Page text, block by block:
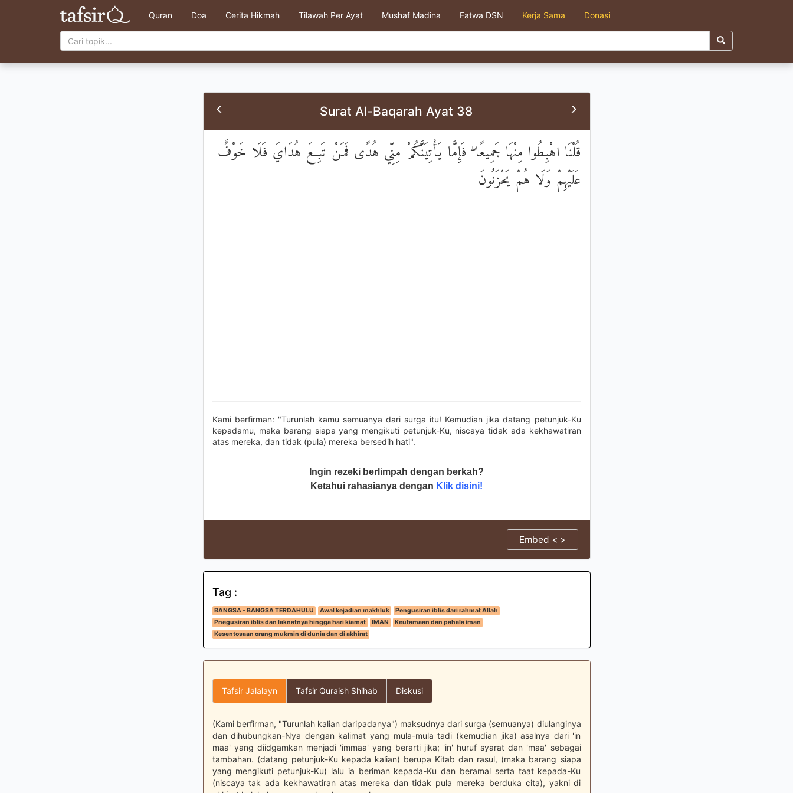
Quran Doa Cerita Hikmah Tilawah Per Ayat Mushaf Madina Fatwa DSN Kerja Sama Donasi
Surat Al-Baqarah Ayat 38
قُلْنَا اهْبِطُوا مِنْهَا جَمِيعًا ۖ فَإِمَّا يَأْتِيَنَّكُمْ مِنِّي هُدًى فَمَنْ تَبِعَ هُدَايَ فَلَا خَوْفٌ
عَلَيْهِمْ وَلَا هُمْ يَحْزَنُونَ
Kami berfirman: "Turunlah kamu semuanya dari surga itu! Kemudian jika datang petunjuk-Ku
kepadamu, maka barang siapa yang mengikuti petunjuk-Ku, niscaya tidak ada kekhawatiran
atas mereka, dan tidak (pula) mereka bersedih hati".
Ingin rezeki berlimpah dengan berkah?
Ketahui rahasianya dengan Klik disini!
Embed < >
Tag :
BANGSA - BANGSA TERDAHULU Awal kejadian makhluk
Pengusiran iblis dari rahmat Allah
Pnegusiran iblis dan laknatnya hingga hari kiamat
IMAN
Keutamaan dan pahala iman
Kesentosaan orang mukmin di dunia dan di akhirat
Tafsir Jalalayn Tafsir Quraish Shihab Diskusi
(Kami berfirman, "Turunlah kalian daripadanya") maksudnya dari surga (semuanya) diulanginya
dan dihubungkan-Nya dengan kalimat yang mula-mula tadi (kemudian jika) asalnya dari 'in
maa' yang diidgamkan menjadi 'immaa' yang berarti jika; 'in' huruf syarat dan 'maa' sebagai
tambahan. (datang petunjuk-Ku kepada kalian) berupa Kitab dan rasul, (maka barang siapa
yang mengikuti petunjuk-Ku) lalu ia beriman kepada-Ku dan beramal serta taat kepada-Ku
(niscaya tak ada kekhawatiran atas mereka dan tidak pula mereka berduka cita), yakni di